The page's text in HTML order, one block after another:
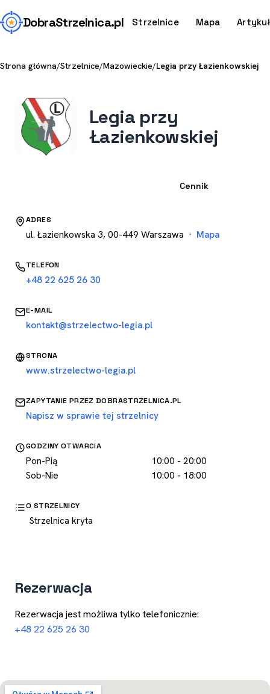
DobraStrzelnica.pl Strzelnice Mapa
Strona główna/Strzelnice/Mazowieckie/Legia przy Łazienkowskiej
Legia przy
Łazienkowskiej
Cennik
ADRES
ul. Łazienkowska 3, 00-449 Warszawa · Mapa
TELEFON
+48 22 625 26 30
E-MAIL
kontakt@strzelectwo-legia.pl
STRONA
www.strzelectwo-legia.pl
ZAPYTANIE PRZEZ DOBRASTRZELNICA.PL
Napisz w sprawie tej strzelnicy
GODZINY OTWARCIA
Pon-Pią
10:00 - 20:00
Sob-Nie
10:00 - 18:00
O STRZELNICY
Strzelnica kryta
Rezerwacja
Rezerwacja jest możliwa tylko telefonicznie:
+48 22 625 26 30